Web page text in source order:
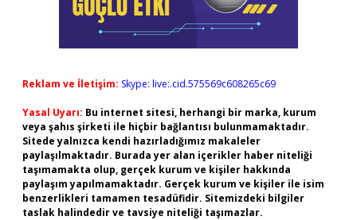
Reklam ve İletişim: Skype: live:.cid.575569c608265c69
Yasal Uyarı: Bu internet sitesi, herhangi bir marka, kurum
veya şahıs şirketi ile hiçbir bağlantısı bulunmamaktadır.
Sitede yalnızca kendi hazırladığımız makaleler
paylaşılmaktadır. Burada yer alan içerikler haber niteliği
taşımamakta olup, gerçek kurum ve kişiler hakkında
paylaşım yapılmamaktadır. Gerçek kurum ve kişiler ile isim
benzerlikleri tamamen tesadüfidir. Sitemizdeki bilgiler
taslak halindedir ve tavsiye niteliği taşımazlar.